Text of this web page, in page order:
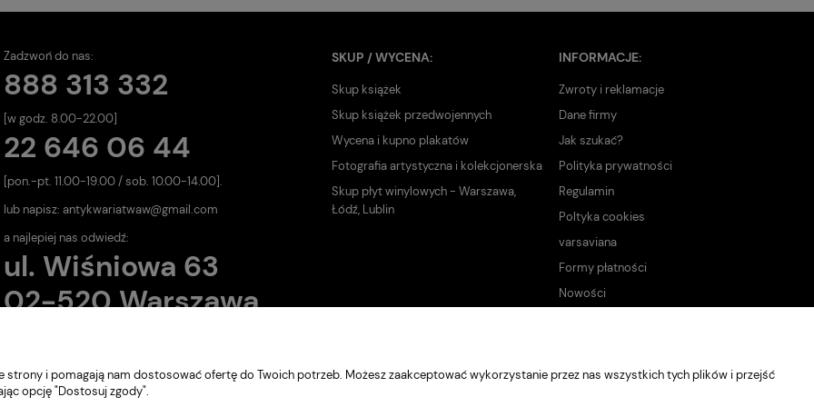
Zadzwoń do nas:
888 313 332
[w godz. 8.00-22.00]
22 646 06 44
[pon.-pt. 11.00-19.00 / sob. 10.00-14.00].
lub napisz: antykwariatwaw@gmail.com
a najlepiej nas odwiedź:
ul. Wiśniowa 63
02-520 Warszawa
SKUP / WYCENA:
Skup książek
Skup książek przedwojennych
Wycena i kupno plakatów
Fotografia artystyczna i kolekcjonerska
Skup płyt winylowych - Warszawa,
Łódź, Lublin
INFORMACJE:
Zwroty i reklamacje
Dane firmy
Jak szukać?
Polityka prywatności
Regulamin
Poltyka cookies
varsaviana
Formy płatności
Nowości
strony i pomagają nam dostosować ofertę do Twoich potrzeb. Możesz zaakceptować wykorzystanie przez nas wszystkich tych plików i przejść
opcję "Dostosuj zgody".